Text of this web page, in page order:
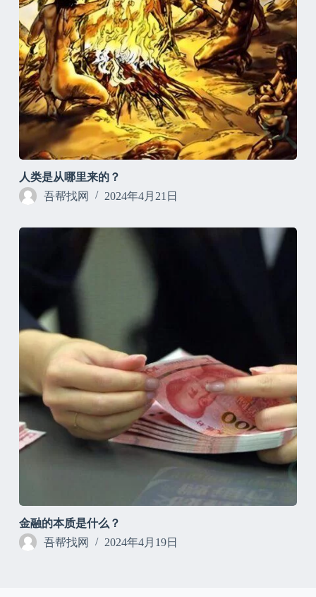
人类是从哪里来的？
吾帮找网
2024年4月21日
金融的本质是什么？
吾帮找网
2024年4月19日